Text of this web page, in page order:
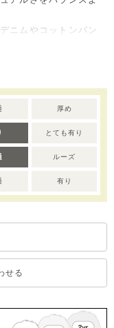
ニムやコットンパン
イテムで、ご自宅用
味と異なって見える
厚め
とても有り
ルーズ
有り
せる